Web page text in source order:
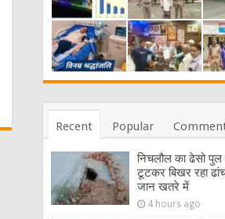
Recent Popular
निचलौल का ढेसो
टूटकर बिखर रहा
जान खतरे में
4 hours ago